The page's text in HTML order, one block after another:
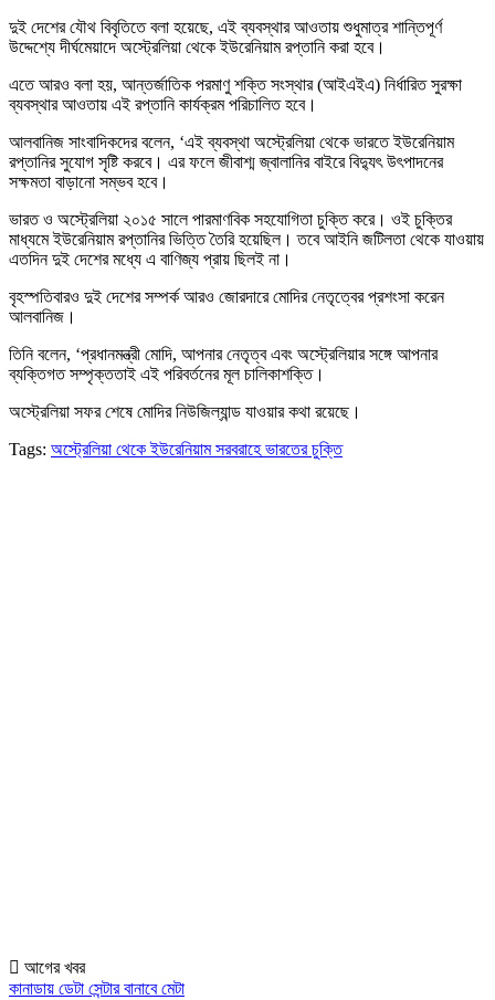
দুই দেশের যৌথ বিবৃতিতে বলা হয়েছে, এই ব্যবস্থার আওতায় শুধুমাত্র শান্তিপূর্ণ
উদ্দেশ্যে দীর্ঘমেয়াদে অস্ট্রেলিয়া থেকে ইউরেনিয়াম রপ্তানি করা হবে।
এতে আরও বলা হয়, আন্তর্জাতিক পরমাণু শক্তি সংস্থার (আইএইএ) নির্ধারিত সুরক্ষা
ব্যবস্থার আওতায় এই রপ্তানি কার্যক্রম পরিচালিত হবে।
আলবানিজ সাংবাদিকদের বলেন, ‘এই ব্যবস্থা অস্ট্রেলিয়া থেকে ভারতে ইউরেনিয়াম
রপ্তানির সুযোগ সৃষ্টি করবে। এর ফলে জীবাশ্ম জ্বালানির বাইরে বিদ্যুৎ উৎপাদনের
সক্ষমতা বাড়ানো সম্ভব হবে।
ভারত ও অস্ট্রেলিয়া ২০১৫ সালে পারমাণবিক সহযোগিতা চুক্তি করে। ওই চুক্তির
মাধ্যমে ইউরেনিয়াম রপ্তানির ভিত্তি তৈরি হয়েছিল। তবে আইনি জটিলতা থেকে যাওয়ায়
এতদিন দুই দেশের মধ্যে এ বাণিজ্য প্রায় ছিলই না।
বৃহস্পতিবারও দুই দেশের সম্পর্ক আরও জোরদারে মোদির নেতৃত্বের প্রশংসা করেন
আলবানিজ।
তিনি বলেন, ‘প্রধানমন্ত্রী মোদি, আপনার নেতৃত্ব এবং অস্ট্রেলিয়ার সঙ্গে আপনার
ব্যক্তিগত সম্পৃক্ততাই এই পরিবর্তনের মূল চালিকাশক্তি।
অস্ট্রেলিয়া সফর শেষে মোদির নিউজিল্যান্ড যাওয়ার কথা রয়েছে।
Tags: অস্ট্রেলিয়া থেকে ইউরেনিয়াম সরবরাহে ভারতের চুক্তি
আগের খবর
কানাডায় ডেটা সেন্টার বানাবে মেটা